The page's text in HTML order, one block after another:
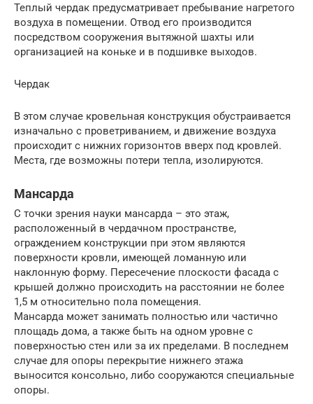
Теплый чердак предусматривает пребывание нагретого
воздуха в помещении. Отвод его производится
посредством сооружения вытяжной шахты или
организацией на коньке и в подшивке выходов.
Чердак
В этом случае кровельная конструкция обустраивается
изначально с проветриванием, и движение воздуха
происходит с нижних горизонтов вверх под кровлей.
Места, где возможны потери тепла, изолируются.
Мансарда
С точки зрения науки мансарда – это этаж,
расположенный в чердачном пространстве,
ограждением конструкции при этом являются
поверхности кровли, имеющей ломанную или
наклонную форму. Пересечение плоскости фасада с
крышей должно происходить на расстоянии не более
1,5 м относительно пола помещения.
Мансарда может занимать полностью или частично
площадь дома, а также быть на одном уровне с
поверхностью стен или за их пределами. В последнем
случае для опоры перекрытие нижнего этажа
выносится консольно, либо сооружаются специальные
опоры.